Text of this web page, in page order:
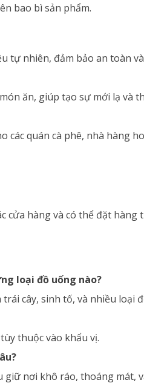
bao bì sản phẩm.
tự nhiên, đảm bảo an toàn
ăn, giúp tạo sự mới lạ và
các quán cà phê, nhà hàng
cửa hàng và có thể đặt hàng
loại đồ uống nào?
cây, sinh tố, và nhiều loại
thuộc vào khẩu vị.
giữ nơi khô ráo, thoáng mát,